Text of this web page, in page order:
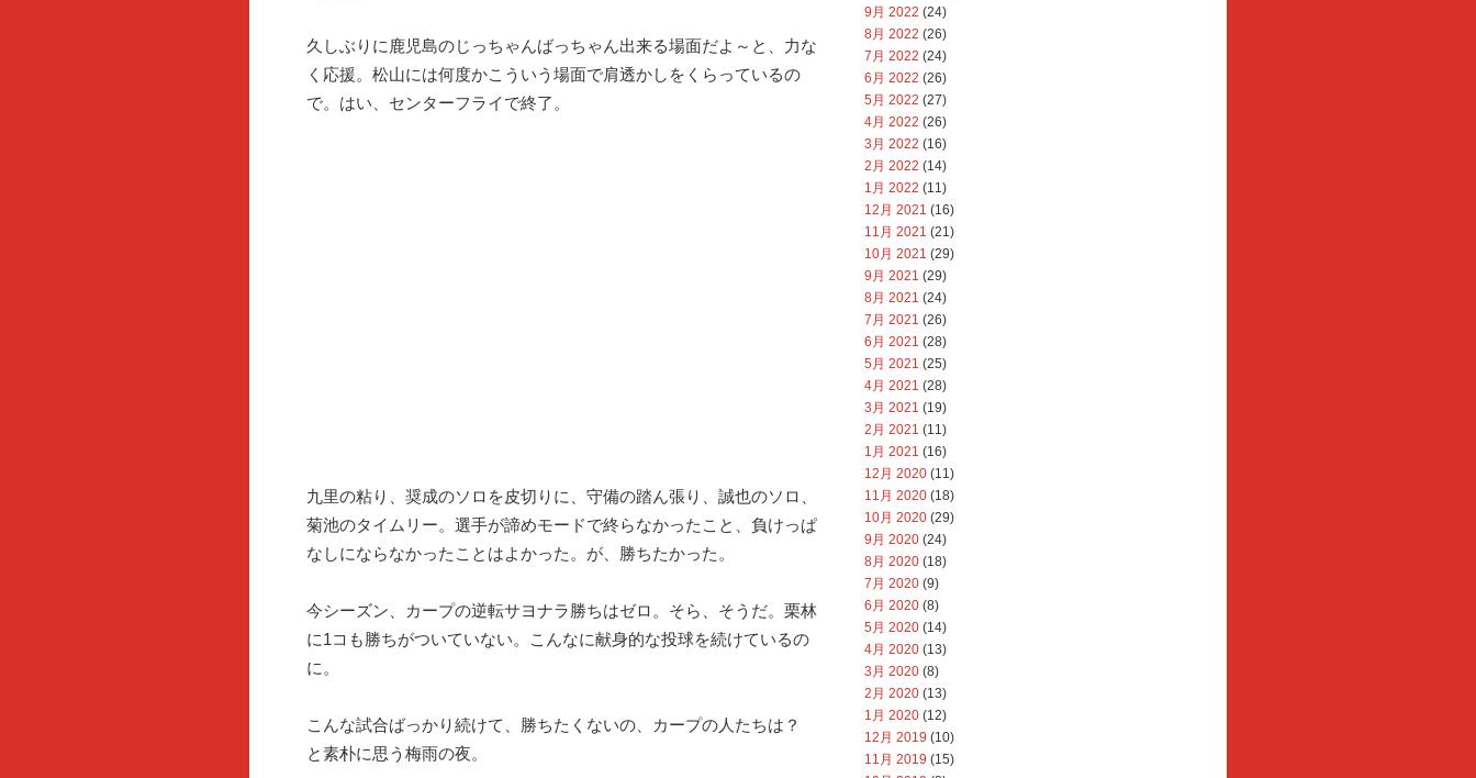
久しぶりに鹿児島のじっちゃんばっちゃん出来る場面だよ～と、力な
く応援。松山には何度かこういう場面で肩透かしをくらっているの
で。はい、センターフライで終了。
九里の粘り、奨成のソロを皮切りに、守備の踏ん張り、誠也のソロ、
菊池のタイムリー。選手が諦めモードで終らなかったこと、負けっぱ
なしにならなかったことはよかった。が、勝ちたかった。
今シーズン、カープの逆転サヨナラ勝ちはゼロ。そら、そうだ。栗林
に1コも勝ちがついていない。こんなに献身的な投球を続けているの
に。
こんな試合ばっかり続けて、勝ちたくないの、カープの人たちは？
と素朴に思う梅雨の夜。
9月 2022 (24)
8月 2022 (26)
7月 2022 (24)
6月 2022 (26)
5月 2022 (27)
4月 2022 (26)
3月 2022 (16)
2月 2022 (14)
1月 2022 (11)
12月 2021 (16)
11月 2021 (21)
10月 2021 (29)
9月 2021 (29)
8月 2021 (24)
7月 2021 (26)
6月 2021 (28)
5月 2021 (25)
4月 2021 (28)
3月 2021 (19)
2月 2021 (11)
1月 2021 (16)
12月 2020 (11)
11月 2020 (18)
10月 2020 (29)
9月 2020 (24)
8月 2020 (18)
7月 2020 (9)
6月 2020 (8)
5月 2020 (14)
4月 2020 (13)
3月 2020 (8)
2月 2020 (13)
1月 2020 (12)
12月 2019 (10)
11月 2019 (15)